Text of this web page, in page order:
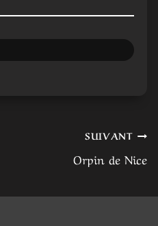
SUIVANT
Orpin de Nice